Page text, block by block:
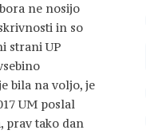
ne nosijo
in so
strani UP
bila na voljo, je
UM poslal
prav tako dan